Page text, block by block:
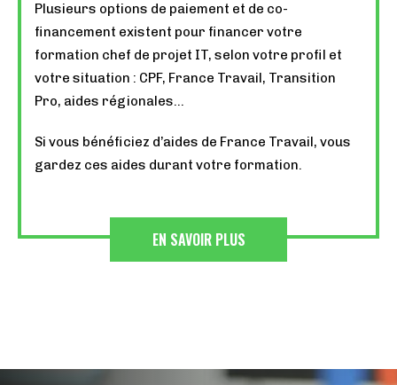
Plusieurs options de paiement et de co-
financement existent pour financer votre
formation chef de projet IT, selon votre profil et
votre situation : CPF, France Travail, Transition
Pro, aides régionales…
Si vous bénéficiez d’aides de France Travail, vous
gardez ces aides durant votre formation.
EN SAVOIR PLUS